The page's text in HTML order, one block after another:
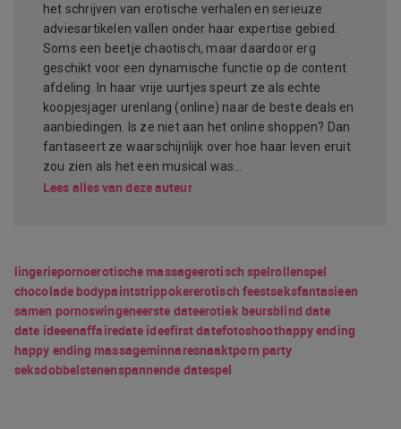
het schrijven van erotische verhalen en serieuze
adviesartikelen vallen onder haar expertise gebied.
Soms een beetje chaotisch, maar daardoor erg
geschikt voor een dynamische functie op de content
afdeling. In haar vrije uurtjes speurt ze als echte
koopjesjager urenlang (online) naar de beste deals en
aanbiedingen. Is ze niet aan het online shoppen? Dan
fantaseert ze waarschijnlijk over hoe haar leven eruit
zou zien als het een musical was…
Lees alles van deze auteur
lingeriepornoerotische massageerotisch spelrollenspel
chocolade bodypaintstrippokererotisch feestseksfantasieen
samen pornoswingeneerste dateerotiek beursblind date
date ideeenaffairedate ideefirst datefotoshoothappy ending
happy ending massageminnaresnaaktporn party
seksdobbelstenenspannende datespel